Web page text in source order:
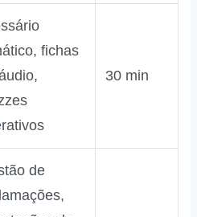
fichas
30 min
de